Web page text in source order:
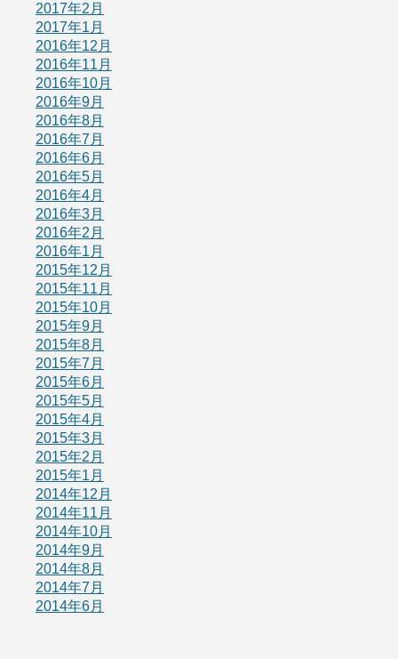
2017年2月
2017年1月
2016年12月
2016年11月
2016年10月
2016年9月
2016年8月
2016年7月
2016年6月
2016年5月
2016年4月
2016年3月
2016年2月
2016年1月
2015年12月
2015年11月
2015年10月
2015年9月
2015年8月
2015年7月
2015年6月
2015年5月
2015年4月
2015年3月
2015年2月
2015年1月
2014年12月
2014年11月
2014年10月
2014年9月
2014年8月
2014年7月
2014年6月